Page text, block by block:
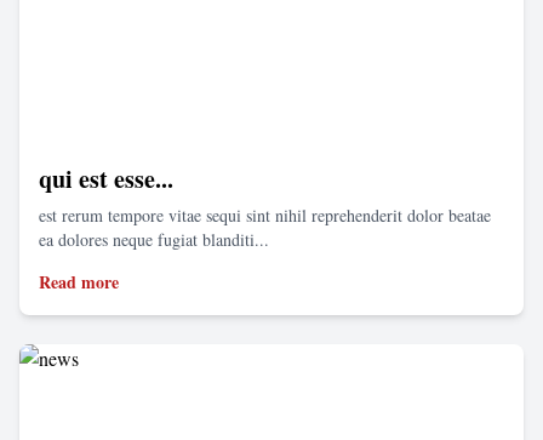
qui est esse...
est rerum tempore vitae sequi sint nihil reprehenderit dolor beatae
ea dolores neque fugiat blanditi...
Read more